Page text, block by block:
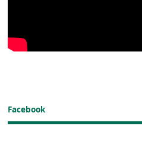
Facebook